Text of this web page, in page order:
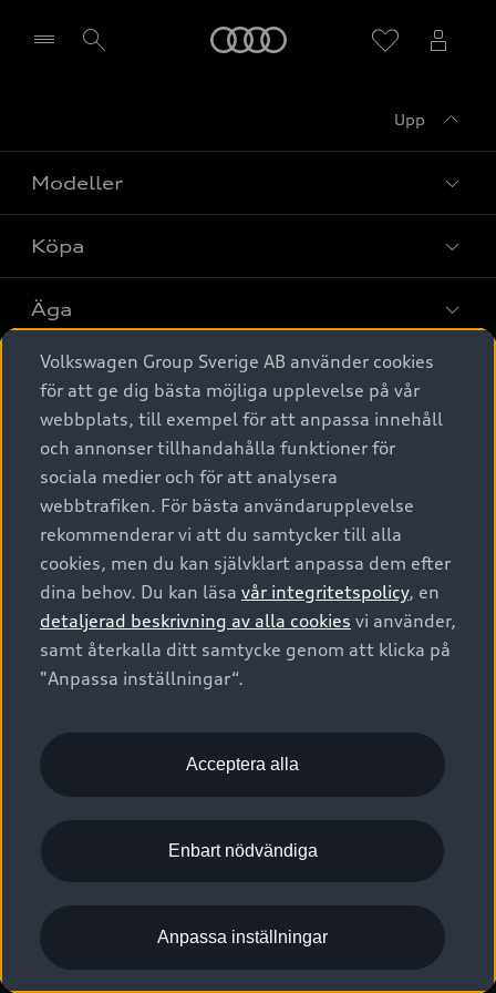
Upp
Modeller
Alla modeller
Elbilar
A6 modellerna
SUV
Avant
Audi Sport
Köpa
Privaterbjudanden
Privatleasing
Nya bilar i lager
Begagnade bilar i lager
Audi approved :plus - så gott som nya
Finansiering
Audi exclusive
Provkörning
Äga
Service & tillbehör
Audi digital services
Originaltillbehör - köp online
Garantier
Försäkring
Digitala manualer för din Audi
Audi Collection – livsstilsartiklar
Vanliga frågor
2G/3G nätet stängs ned - Hur påverkas min bil av detta?
Tjänstebil
Tjänstebil
Business lease online
Företagsleasing
Om Audi Sverige
Kontakta oss
Audi Återförsäljare/-serviceverkstad
myAudi
Pressmeddelanden
Nyhetsbrev
Vårt hållbarhetsarbete
Lediga tjänster huvudkontor
Lediga tjänster hos Audi Återförsäljare
Kommentar till mediauppgifter om dataläcka
© 2026 AUDI SVERIGE. All Rights Reserved.
Utgivare Juridiskt
Juridiskt Audi AG
Juridiskt Audi Digital Giveaway
Anpassa inställningar för cookies
Visselblåsarkanaler
Volkswagen Group Sverige AB använder cookies
för att ge dig bästa möjliga upplevelse på vår
webbplats, till exempel för att anpassa innehåll
och annonser tillhandahålla funktioner för
sociala medier och för att analysera
webbtrafiken. För bästa användarupplevelse
rekommenderar vi att du samtycker till alla
cookies, men du kan självklart anpassa dem efter
dina behov. Du kan läsa vår integritetspolicy, en
detaljerad beskrivning av alla cookies vi använder,
samt återkalla ditt samtycke genom att klicka på
"Anpassa inställningar“.
Acceptera alla
Enbart nödvändiga
Anpassa inställningar